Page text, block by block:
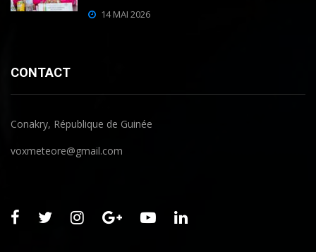
14 MAI 2026
CONTACT
Conakry, République de Guinée
voxmeteore@gmail.com